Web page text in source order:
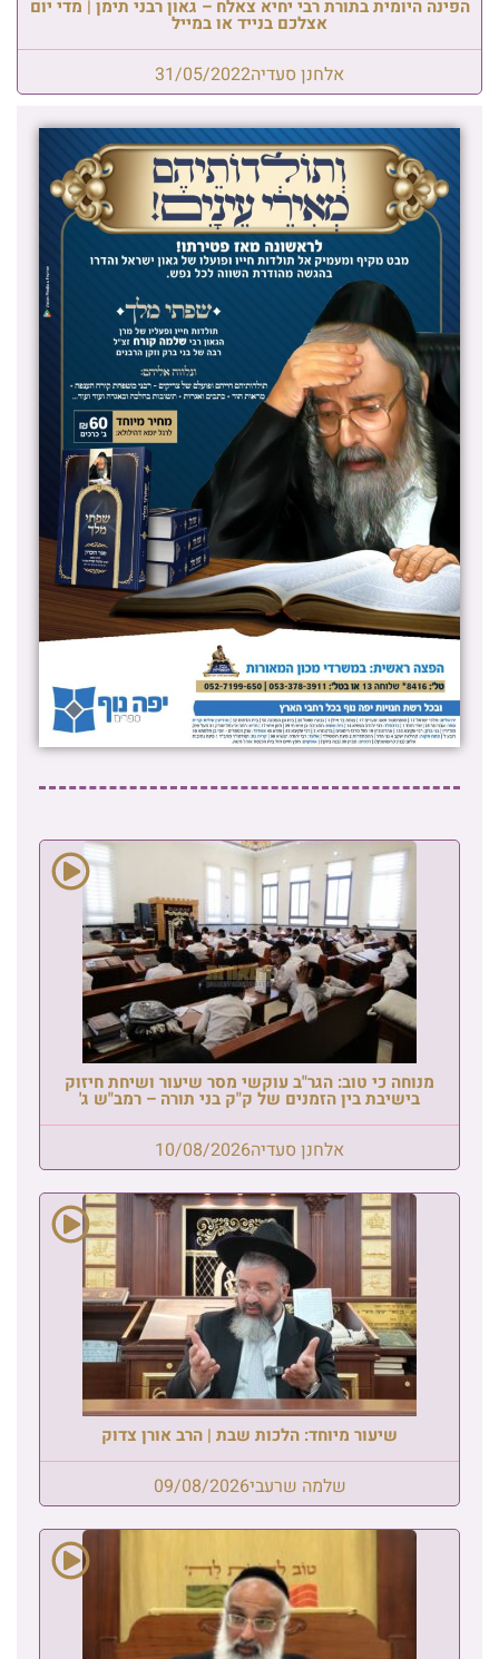
הפינה היומית בתורת רבי יחיא צאלח – גאון רבני תימן | מדי יום
אצלכם בנייד או במייל
אלחנן סעדיה31/05/2022
מנוחה כי טוב: הגר"ב עוקשי מסר שיעור ושיחת חיזוק
בישיבת בין הזמנים של ק"ק בני תורה – רמב"ש ג'
אלחנן סעדיה10/08/2026
שיעור מיוחד: הלכות שבת | הרב אורן צדוק
שלמה שרעבי09/08/2026